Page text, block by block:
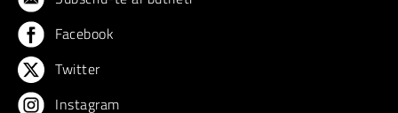
Facebook
Twitter
Instagram